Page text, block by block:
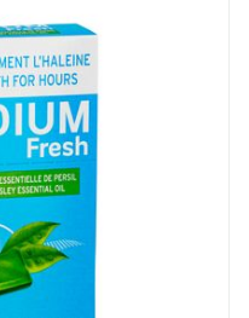
ambiante (15°C -